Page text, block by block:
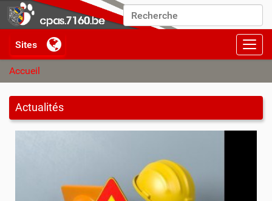
Chercher par
Recherche avancée…
Accueil
Actualités